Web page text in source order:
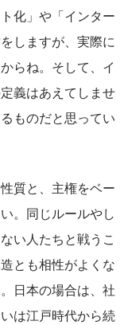
化」や「インター
しますが、実際に
らね。そして、イ
義はあえてしませ
ものだと思ってい
質と、主権をベー
。同じルールやし
い人たちと戦うこ
とも相性がよくな
日本の場合は、社
は江戸時代から続